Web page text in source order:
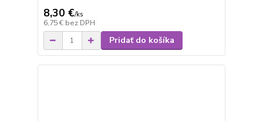
8,30 €/ks
6,75 € bez DPH
Pridať do košíka